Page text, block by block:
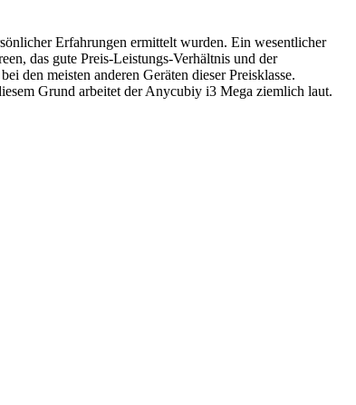
Erfahrungen ermittelt wurden. Ein wesentlicher
das gute Preis-Leistungs-Verhältnis und der
den meisten anderen Geräten dieser Preisklasse.
Grund arbeitet der Anycubiy i3 Mega ziemlich laut.